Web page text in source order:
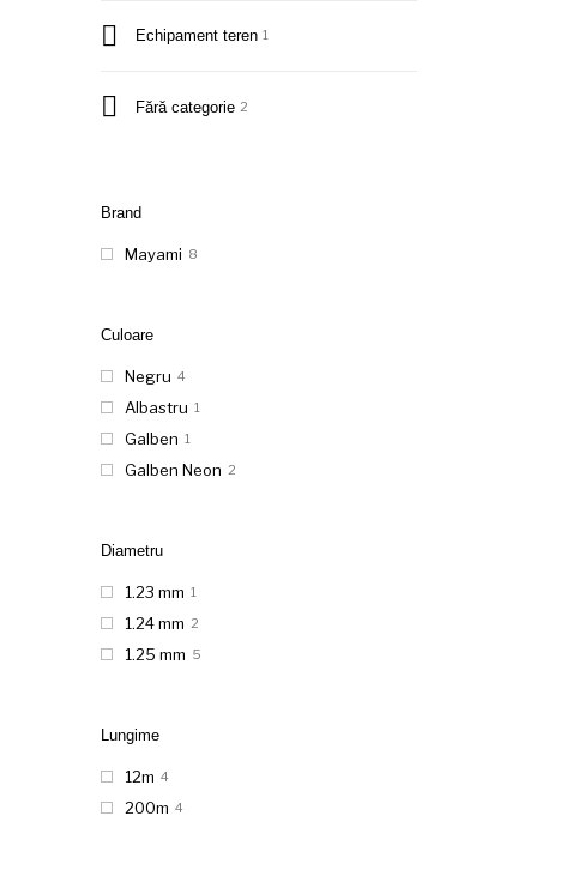
Echipament teren 1
Fără categorie 2
Brand
Mayami 8
Culoare
Negru 4
Albastru 1
Galben 1
Galben Neon 2
Diametru
1.23 mm 1
1.24 mm 2
1.25 mm 5
Lungime
12m 4
200m 4